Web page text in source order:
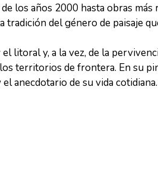
los años 2000 hasta obras
del género de paisaje
litoral y, a la vez, de la
territorios de frontera. En su
anecdotario de su vida cotidiana.